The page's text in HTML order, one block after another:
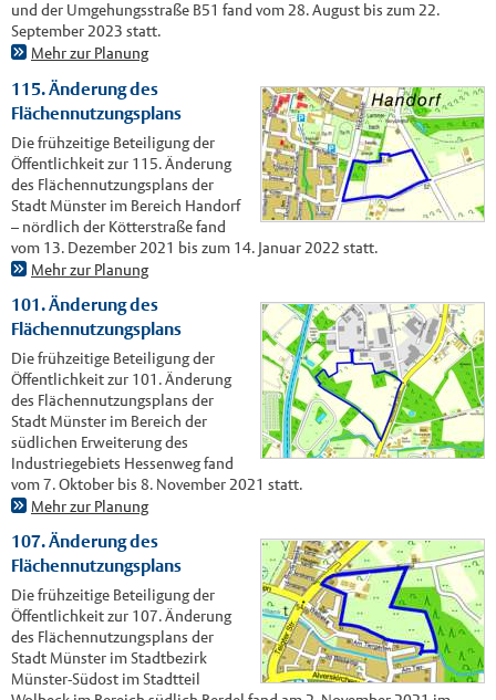
und der Umgehungsstraße B51 fand vom 28. August bis zum 22.
September 2023 statt.
Mehr zur Planung
115. Änderung des
Flächennutzungsplans
Die frühzeitige Beteiligung der
Öffentlichkeit zur 115. Änderung
des Flächennutzungsplans der
Stadt Münster im Bereich Handorf
– nördlich der Kötterstraße fand
vom 13. Dezember 2021 bis zum 14. Januar 2022 statt.
Mehr zur Planung
101. Änderung des
Flächennutzungsplans
Die frühzeitige Beteiligung der
Öffentlichkeit zur 101. Änderung
des Flächennutzungsplans der
Stadt Münster im Bereich der
südlichen Erweiterung des
Industriegebiets Hessenweg fand
vom 7. Oktober bis 8. November 2021 statt.
Mehr zur Planung
107. Änderung des
Flächennutzungsplans
Die frühzeitige Beteiligung der
Öffentlichkeit zur 107. Änderung
des Flächennutzungsplans der
Stadt Münster im Stadtbezirk
Münster-Südost im Stadtteil